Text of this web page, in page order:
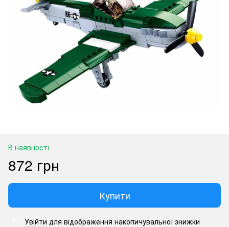
В наявності
872 грн
Купити
Увійти для відображення накопичувальної знижки